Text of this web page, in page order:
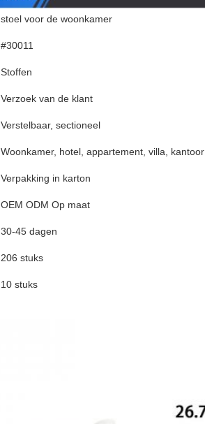
stoel voor de woonkamer
#30011
Stoffen
Verzoek van de klant
Verstelbaar, sectioneel
Woonkamer, hotel, appartement, villa, kantoor
Verpakking in karton
OEM ODM Op maat
30-45 dagen
206 stuks
10 stuks